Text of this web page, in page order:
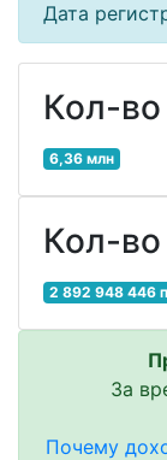
Дата
Кол-во
6,36 млн
Кол-
2 892 948 446
За
Почему